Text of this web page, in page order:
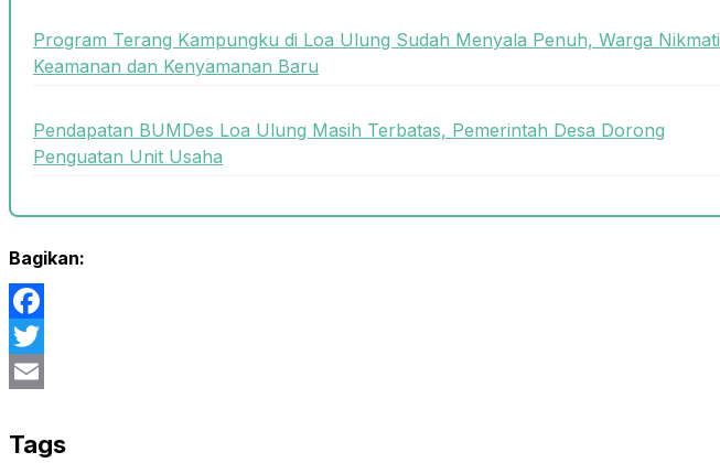
Program Terang Kampungku di Loa Ulung Sudah Menyala Penuh, Warga Nikmati
Keamanan dan Kenyamanan Baru
Pendapatan BUMDes Loa Ulung Masih Terbatas, Pemerintah Desa Dorong
Penguatan Unit Usaha
Bagikan:
Facebook
Twitter
Tags